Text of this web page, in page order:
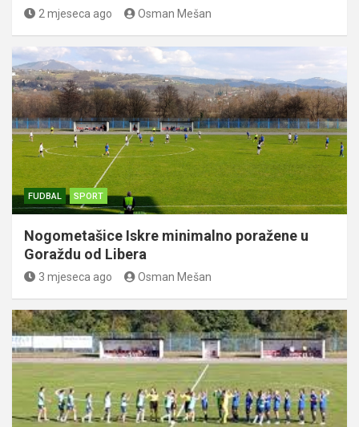
2 mjeseca ago Osman Mešan
FUDBAL SPORT
Nogometašice Iskre minimalno poražene u
Goraždu od Libera
3 mjeseca ago Osman Mešan